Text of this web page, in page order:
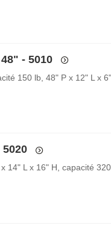
- 5010
150 lb, 48" P x 12" L x
14" L x 16" H, capacité